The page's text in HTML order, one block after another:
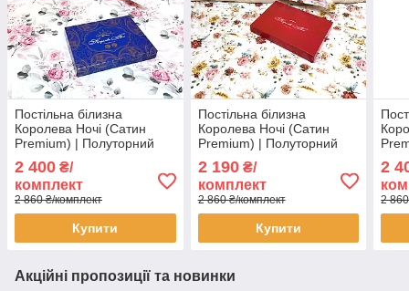
Постільна білизна
Королева Ночі (Сатин
Premium) | Полуторний
білому та рожевому
2 400 ₴/
комплект
2 860 ₴/комплект
Купити
Постільна білизна
Королева Ночі (Сатин
Premium) | Полуторний
білому та бежевому
2 190₴/
комплект
2 860 ₴/комплект
Купити
2
2
Акційні пропозиції та новинки